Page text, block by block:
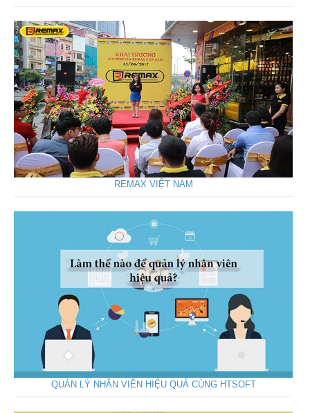
REMAX VIỆT NAM
QUẢN LÝ NHÂN VIÊN HIỆU QUẢ CÙNG HTSOFT